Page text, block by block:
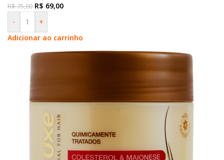
R$75,00 R$ 69,00
-
+
Adicionar ao carrinho